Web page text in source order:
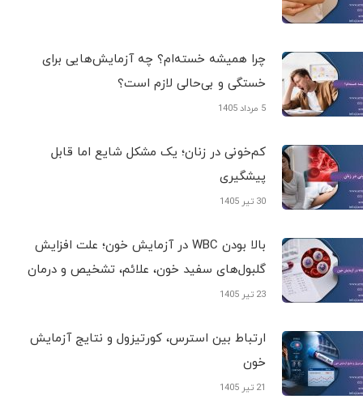
چرا همیشه خسته‌ام؟ چه آزمایش‌هایی برای
خستگی و بی‌حالی لازم است؟
5 مرداد 1405
کم‌خونی در زنان؛ یک مشکل شایع اما قابل
پیشگیری
30 تیر 1405
بالا بودن WBC در آزمایش خون؛ علت افزایش
گلبول‌های سفید خون، علائم، تشخیص و درمان
23 تیر 1405
ارتباط بین استرس، کورتیزول و نتایج آزمایش
خون
21 تیر 1405